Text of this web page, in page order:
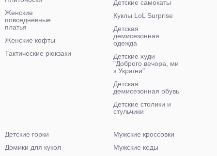
Женские
повседневные
платья
Женские кофты
Тактические рюкзаки
Детские самокаты
Куклы LoL Surprise
Детская
демисезонная
одежда
Детские худи
"Доброго вечора, ми
з України"
Детская
демисезонная обувь
Детские столики и
стульчики
Детские горки
Домики для кукол
Мужские кроссовки
Мужские кеды